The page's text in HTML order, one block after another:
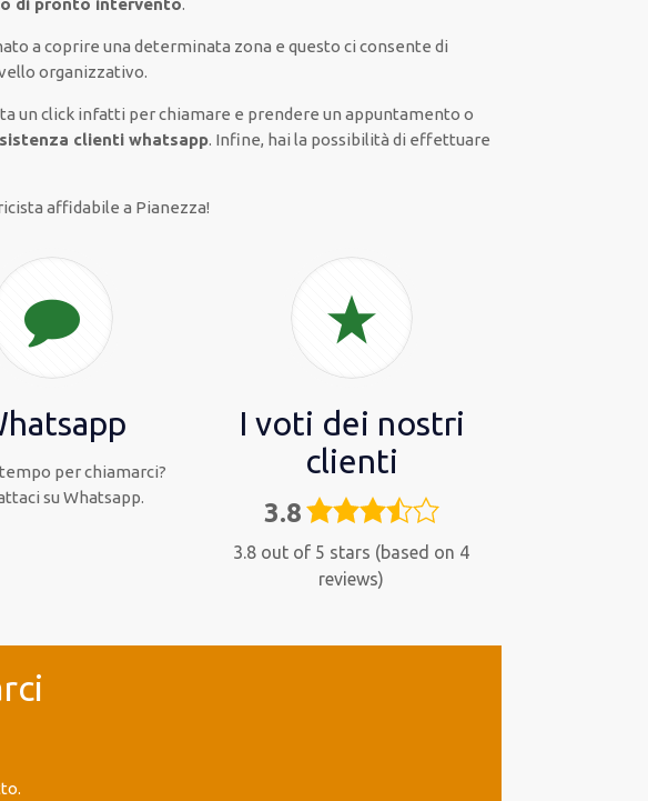
di pronto intervento.
a coprire una determinata zona e questo ci consente di
organizzativo.
un click infatti per chiamare e prendere un appuntamento o
clienti whatsapp. Infine, hai la possibilità di effettuare
affidabile a Pianezza!
per chiamarci?
su Whatsapp.
I voti dei nostri
clienti
3.8 3,8
3.8 out of 5 stars (based on 4
reviews)